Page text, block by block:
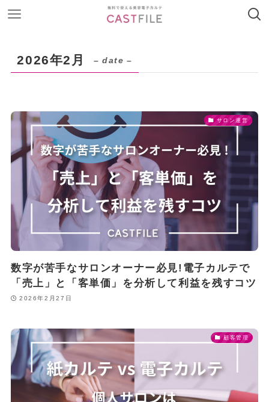
2026年2月 – date –
サロン運営
数字が苦手なサロンオーナー必見!電子カルテで
「売上」と「客単価」を分析して利益を残すコツ
2026年2月27日
顧客管理